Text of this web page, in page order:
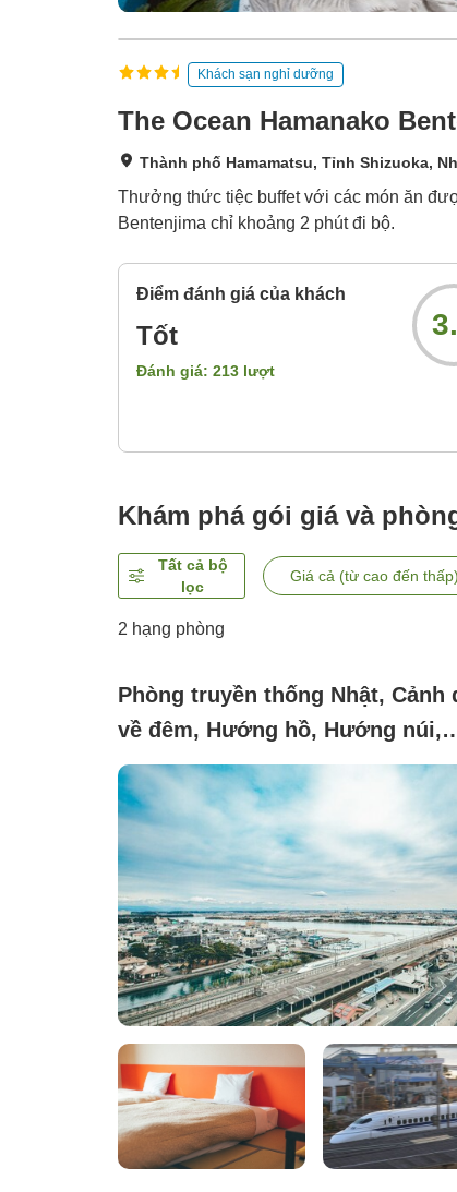
Khách sạn nghỉ dưỡng
The Ocean Hamanako
Thành phố Hamamatsu, Tỉnh Shizuoka,
Thưởng thức tiệc buffet với các món ăn
Bentenjima chỉ khoảng 2 phút đi bộ.
Điểm đánh giá của khách
Tốt
Đánh giá: 213 lượt
Khám phá gói giá và
Tất cả bộ
lọc
Giá cả (từ cao đến thấp)
2 hạng phòng
Phòng truyền thống Nhật, Cảnh
về đêm, Hướng hồ, Hướng núi,
Không hút thuốc (Phía tàu
điện◆Phòng đôi phong cách Nhật
hiện đại với tầm nhìn ra tàu
và hồ [1~3 người])